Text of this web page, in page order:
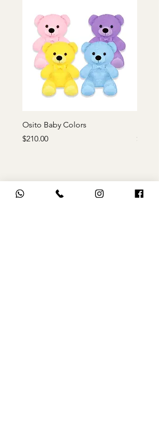
Osito Baby Colors
Precio
$210.00
Precio
$170.00